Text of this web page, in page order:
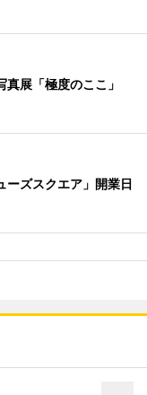
真展「極度のここ」
ーズスクエア」開業日